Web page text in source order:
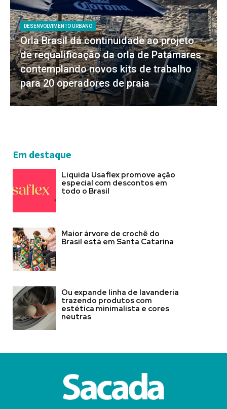
DESENVOLVIMENTO URBANO
Orla Brasil dá continuidade ao projeto
de requalificação da orla de Patamares
contemplando novos kits de trabalho
para 20 operadores de praia
Em destaque
Liquida Usaflex promove ação
especial com descontos em
todo o Brasil
Maior árvore de crochê do
Brasil está em Santa Catarina
Ou expande linha de lavanderia
trazendo produtos com
estética minimalista e cores
neutras